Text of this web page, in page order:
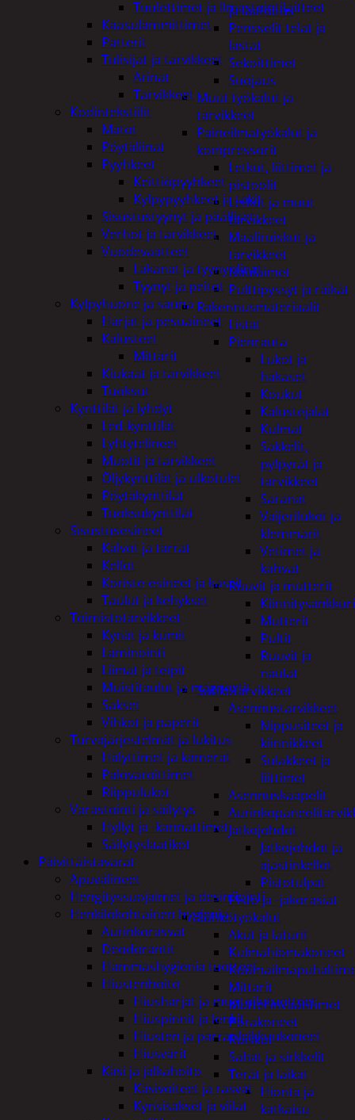
ja laatoitus
Pensselit telat ja
lastat
Sekoittimet
Suojaus
Muut työkalut ja
tarvikkeet
Paineilmatyökalut ja
kompressorit
Letkut, liittimet ja
pistoolit
Letkut ja muut
tarvikkeet
Maaliruiskut ja
tarvikkeet
Naulaimet
Pulttipyssyt ja räikät
Rakennusmateriaalit
Listat
Pienrauta
Lukot ja
hakaset
Koukut
Kalustejalat
Kulmat
Sakkelit,
pylpyrät ja
tarvikkeet
Saranat
Vaijerilukot ja
klemmarit
Vetimet ja
kahvat
Ruuvit ja mutterit
Mutterit
Pultit
Ruuvit ja
naulat
Sähkötarvikkeet
Asennustarvikkeet
Nippusiteet ja
kiinnikkeet
Sulakkeet ja
liittimet
Asennuskaapelit
Jatkojohdot
Jatkojohdot ja
ajastinkellot
Pistotulpat
Pisto ja -jakorasiat
Sähkötyökalut
Akut ja laturit
Kulmahiomakoneet
Mittarit
Mutterinvääntimet
Porakoneet
Ruiskut
Sahat ja sirkkelit
Terät ja laikat
Hionta ja
katkaisu
Tuulettimet ja Ilmastointilaitteet
Kaasulämmittimet
Patterit
Tulisijat ja tarvikkeet
Arinat
Tarvikkeet
Kodintekstiilit
Matot
Pöytäliinat
Pyyhkeet
Keittiöpyyhkeet
Kylpypyyhkeet ja takit
Sisustustyynyt ja päälliset
Verhot ja tarvikkeet
Vuodevaatteet
Lakanat ja tyynynlinat
Tyynyt ja peitot
Kylpyhuone ja sauna
Harjat ja pesuaineet
Kalusteet
Mittarit
Kiukaat ja tarvikkeet
Tuoksut
Kynttilät ja lyhdyt
Led-kynttilät
Lyhtytelineet
Muotit ja tarvikkeet
Öljykynttilät ja ulkotulet
Pöytäkynttilät
Tuoksukynttilät
Sisustusesineet
Kalvot ja tarrat
Kellot
Koriste-esineet ja kasvit
Taulut ja kehykset
Toimistotarvikkeet
Kynät ja kumit
Laminointi
Liimat ja teipit
Muistitaulut ja magneetit
Sakset
Vihkot ja paperit
Turvajärjestelmät ja lukitus
Hälyttimet ja kamerat
Palovaroittimet
Riippulukot
Varastointi ja säilytys
Hyllyt ja -kannattimet
Säilytyslaatikot
Päivittäistavarat
Apuvälineet
Hengityssuojaimet ja desinfiointi
Henkilökohtainen hygienia
Aurinkorasvat
Deodorantit
Hammashygienia tuotteet
Hiustenhoito
Hiusharjat ja muotoilutuotteet
Hiuspinnit ja lenkit
Hiusten ja parranleikkuukoneet
Hiusvärit
Käsi ja jalkahoito
Käsivoiteet ja rasvat
Kynsisakset ja viilat